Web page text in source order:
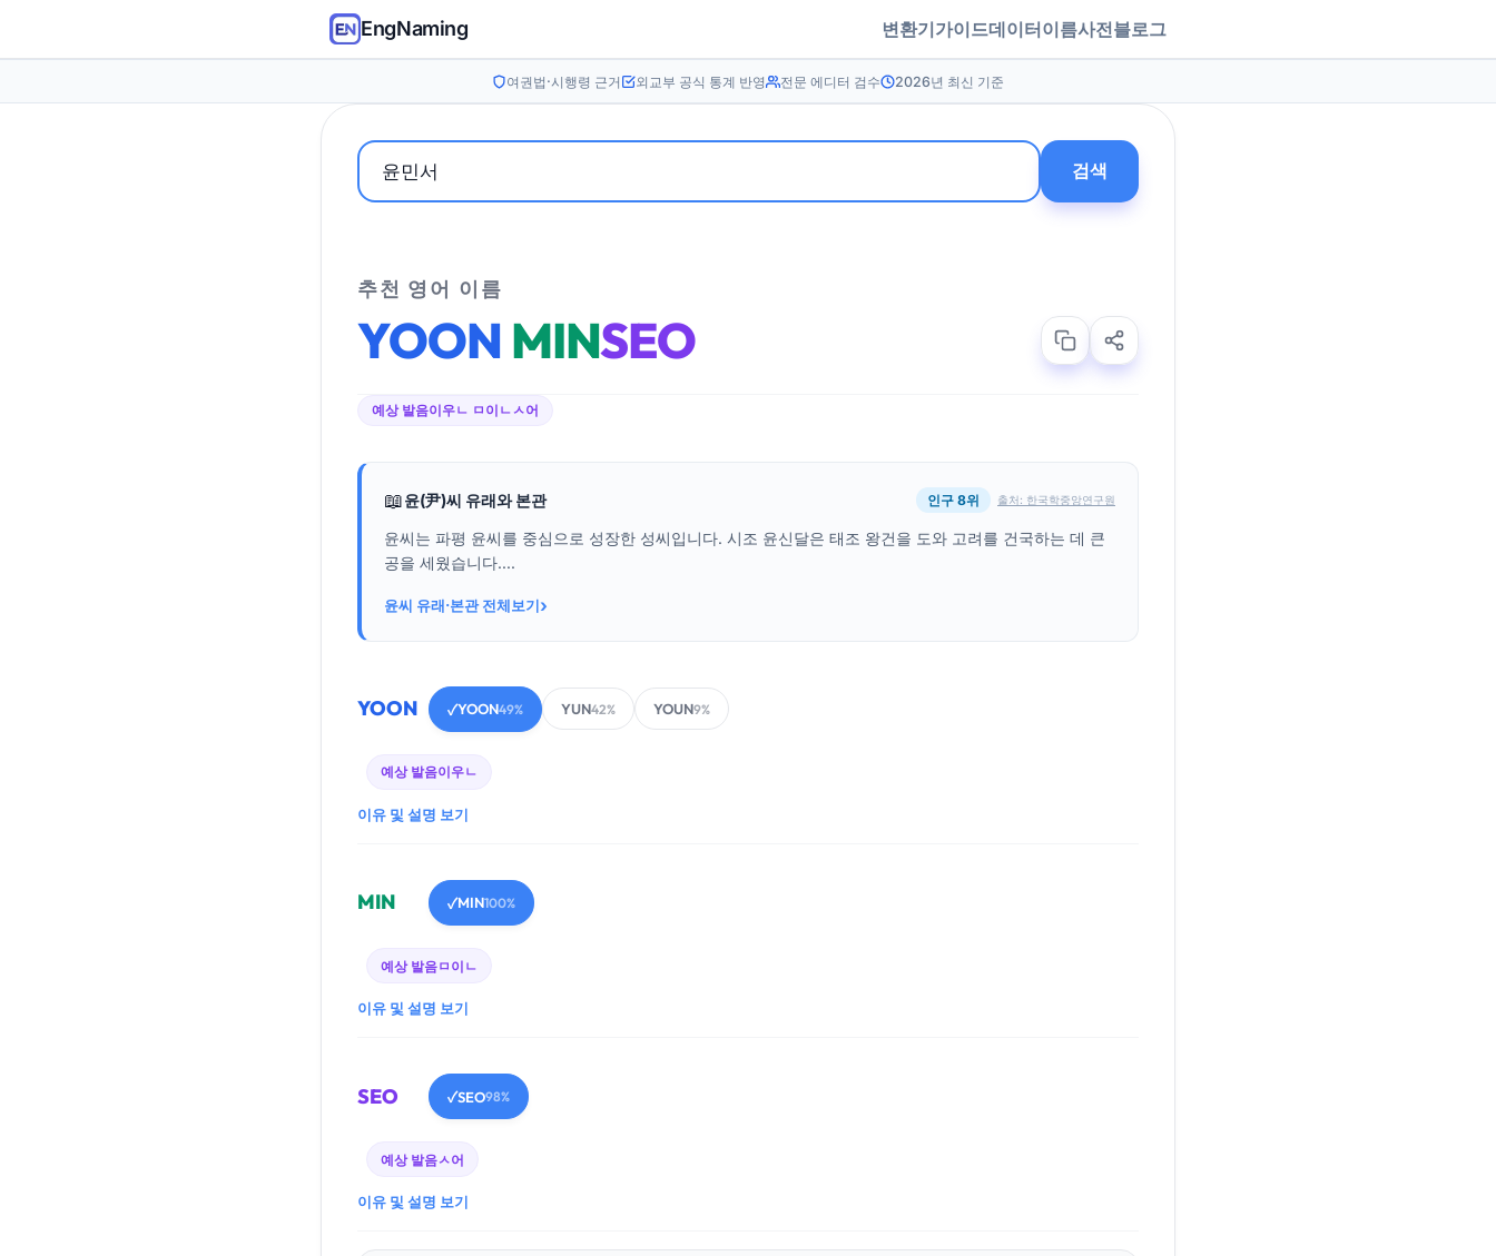
EngNaming 변환기가이드데이터이름사전블로그
여권법·시행령 근거 외교부 공식 통계 반영 전문 에디터 검수 2026년 최신 기준
검색
추천 영어 이름
YOON MINSEO
예상 발음이우ㄴ ㅁ이ㄴㅅ어
📖윤(尹)씨 유래와 본관 인구 8위 출처: 한국학중앙연구원
윤씨는 파평 윤씨를 중심으로 성장한 성씨입니다. 시조 윤신달은 태조 왕건을 도와 고려를 건국하는 데 큰
공을 세웠습니다....
윤씨 유래·본관 전체보기›
YOON ✓YOON49% YUN42% YOUN9%
예상 발음이우ㄴ
이유 및 설명 보기
MIN ✓MIN100%
예상 발음ㅁ이ㄴ
이유 및 설명 보기
SEO ✓SEO98%
예상 발음ㅅ어
이유 및 설명 보기